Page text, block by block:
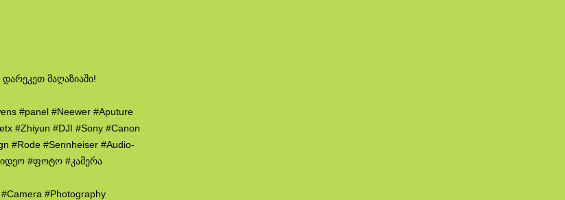
მაღაზიაში!
#panel #Neewer #Aputure
#Zhiyun #DJI #Sony #Canon
#Rode #Sennheiser #Audio-
#ფოტო #კამერა
#Photography